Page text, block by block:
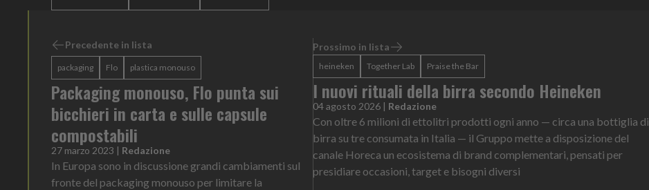
Precedente in lista
packaging Flo plastica monouso
Packaging monouso, Flo punta sui
bicchieri in carta e sulle capsule
compostabili
27 marzo 2023 | Redazione
In Europa sono in discussione grandi cambiamenti sul
fronte del packaging monouso per limitare la
Prossimo in lista
heineken Together Lab Praise the Bar
I nuovi rituali della birra secondo Heineken
04 agosto 2026 | Redazione
Con oltre 6 milioni di ettolitri prodotti ogni anno — circa una bottiglia di
birra su tre consumata in Italia — il Gruppo mette a disposizione del
canale Horeca un ecosistema di brand complementari, pensati per
presidiare occasioni, target e bisogni diversi